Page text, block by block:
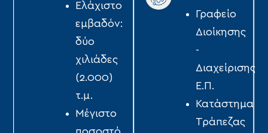
Ελάχιστο
εμβαδόν:
δύο
χιλιάδες
(2.000)
τ.μ.
Μέγιστο
Γραφείο
Διοίκησης
-
Διαχείρισης
Ε.Π.
Κατάστημα
Τράπεζας